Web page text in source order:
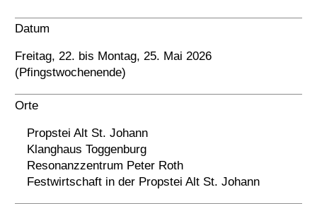
Datum
Freitag, 22. bis Montag, 25. Mai 2026
(Pfingstwochenende)
Orte
Propstei Alt St. Johann
Klanghaus Toggenburg
Resonanzzentrum Peter Roth
Festwirtschaft in der Propstei Alt St. Johann